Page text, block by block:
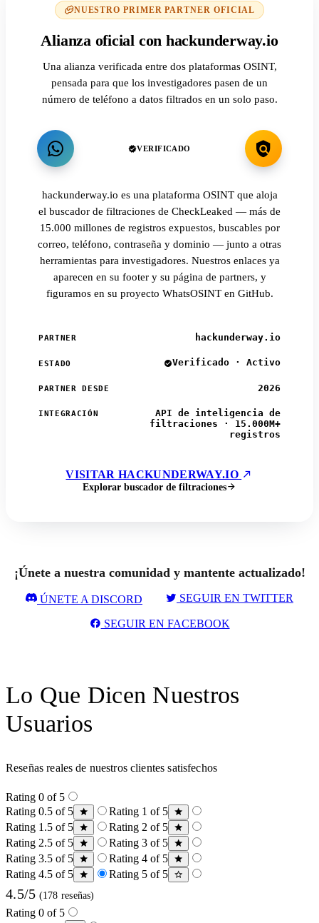
NUESTRO PRIMER PARTNER OFICIAL
Alianza oficial con hackunderway.io
Una alianza verificada entre dos plataformas OSINT,
pensada para que los investigadores pasen de un
número de teléfono a datos filtrados en un solo paso.
VERIFICADO
hackunderway.io es una plataforma OSINT que aloja
el buscador de filtraciones de CheckLeaked — más de
15.000 millones de registros expuestos, buscables por
correo, teléfono, contraseña y dominio — junto a otras
herramientas para investigadores. Nuestros enlaces ya
aparecen en su footer y su página de partners, y
figuramos en su proyecto WhatsOSINT en GitHub.
PARTNER hackunderway.io
ESTADO Verificado · Activo
PARTNER DESDE 2026
INTEGRACIÓN
API de inteligencia de
filtraciones · 15.000M+
registros
VISITAR HACKUNDERWAY.IO
Explorar buscador de filtraciones
¡Únete a nuestra comunidad y mantente actualizado!
ÚNETE A DISCORD SEGUIR EN TWITTER
SEGUIR EN FACEBOOK
Lo Que Dicen Nuestros
Usuarios
Reseñas reales de nuestros clientes satisfechos
Rating 0 of 5
Rating 0.5 of 5
Rating 1 of 5
Rating 1.5 of 5
Rating 2 of 5
Rating 2.5 of 5
Rating 3 of 5
Rating 3.5 of 5
Rating 4 of 5
Rating 4.5 of 5
Rating 5 of 5
4.5/5 (178 reseñas)
Rating 0 of 5